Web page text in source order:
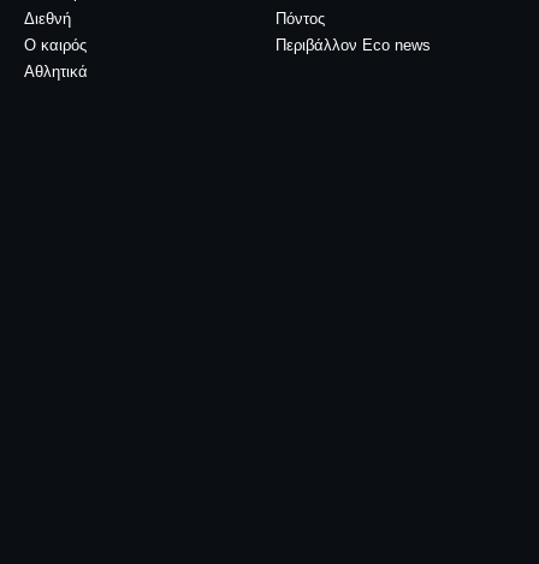
Διεθνή
Πόντος
Ο καιρός
Περιβάλλον Eco news
Αθλητικά